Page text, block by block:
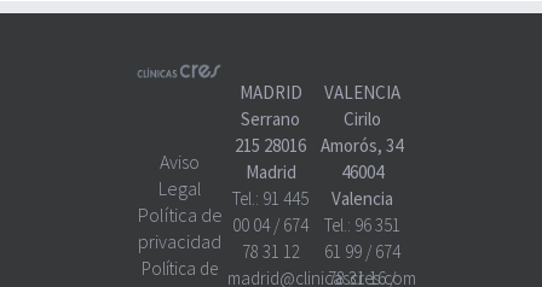
Aviso
Legal
Política de
privacidad
Política de
MADRID
Serrano
215 28016
Madrid
Tel.: 91 445
00 04/ 674
78 31 12
madrid@clinicascres.com
VALENCIA
Cirilo
Amorós, 34
46004
Valencia
Tel.: 96 351
61 99/ 674
78 31 16/